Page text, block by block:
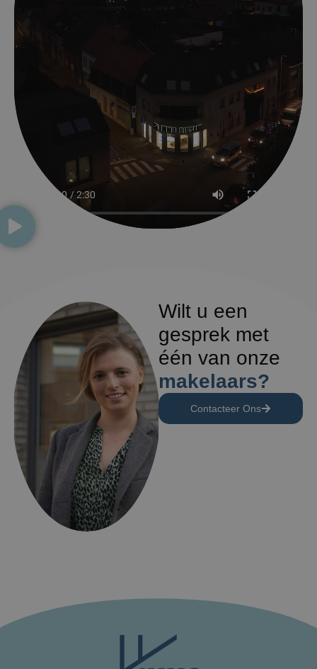
Wilt u een
gesprek met
één van onze
makelaars?
Contacteer Ons